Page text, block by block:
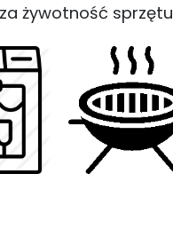
żywotność sprzętu